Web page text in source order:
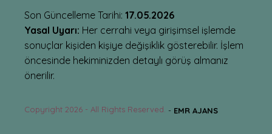
Son Güncelleme Tarihi: 17.05.2026
Yasal Uyarı: Her cerrahi veya girişimsel işlemde
sonuçlar kişiden kişiye değişiklik gösterebilir. İşlem
öncesinde hekiminizden detaylı görüş almanız
önerilir.
Copyright 2026 - All Rights Reserved. - EMR AJANS